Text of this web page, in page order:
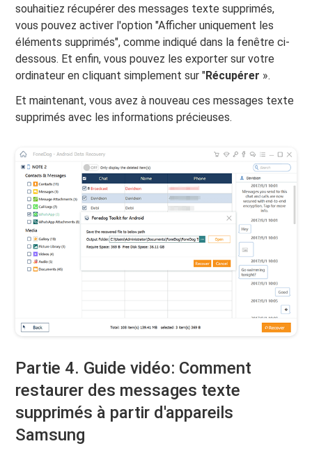
souhaitiez récupérer des messages texte supprimés,
vous pouvez activer l'option "Afficher uniquement les
éléments supprimés", comme indiqué dans la fenêtre ci-
dessous. Et enfin, vous pouvez les exporter sur votre
ordinateur en cliquant simplement sur "Récupérer ».
Et maintenant, vous avez à nouveau ces messages texte
supprimés avec les informations précieuses.
Partie 4. Guide vidéo: Comment
restaurer des messages texte
supprimés à partir d'appareils
Samsung